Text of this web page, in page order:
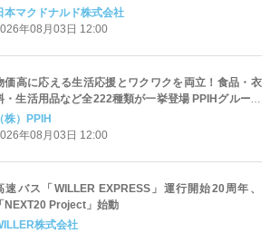
登場
本マクドナルド株式会社
年08月03日 12:00
価高に応える生活応援とワクワクを両立！食品・衣
・生活用品など全222種類が一挙登場 PPIHグループ
「夏福袋」＆セール 8月6日(木)より順次スタート
（株）PPIH
年08月03日 12:00
速バス「WILLER EXPRESS」運行開始20周年、
「NEXT20 Project」始動
株式会社